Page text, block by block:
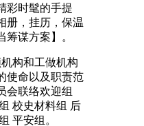
彩时髦的手提
册，挂历，保温
谋方案】。
构和工做机构
使命以及职责范
会联络欢迎组
校史材料组 后
平安组。